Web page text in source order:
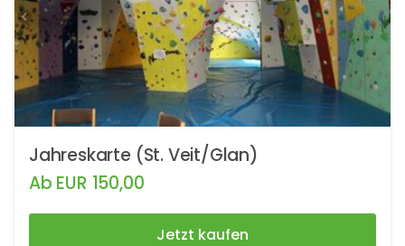
Jahreskarte (St. Veit/Glan)
Ab EUR 150,00
Jetzt kaufen